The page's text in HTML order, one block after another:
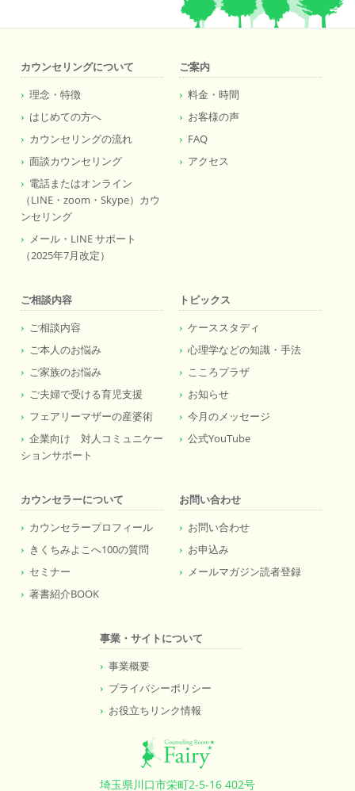
カウンセリングについて
理念・特徴
はじめての方へ
カウンセリングの流れ
面談カウンセリング
電話またはオンライン
（LINE・zoom・Skype）カウ
ンセリング
メール・LINE サポート
（2025年7月改定）
ご案内
料金・時間
お客様の声
FAQ
アクセス
ご相談内容
ご相談内容
ご本人のお悩み
ご家族のお悩み
ご夫婦で受ける育児支援
フェアリーマザーの産婆術
企業向け 対人コミュニケー
ションサポート
トピックス
ケーススタディ
心理学などの知識・手法
こころプラザ
お知らせ
今月のメッセージ
公式YouTube
カウンセラーについて
カウンセラープロフィール
きくちみよこへ100の質問
セミナー
著書紹介BOOK
お問い合わせ
お問い合わせ
お申込み
メールマガジン読者登録
事業・サイトについて
事業概要
プライバシーポリシー
お役立ちリンク情報
埼玉県川口市栄町2-5-16 402号